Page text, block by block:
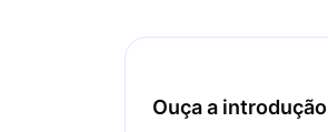
Ouça a introdução